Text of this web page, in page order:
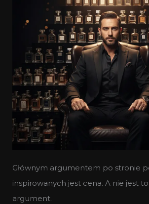
Głównym argumentem po stronie
inspirowanych jest cena. A nie jest
argument.